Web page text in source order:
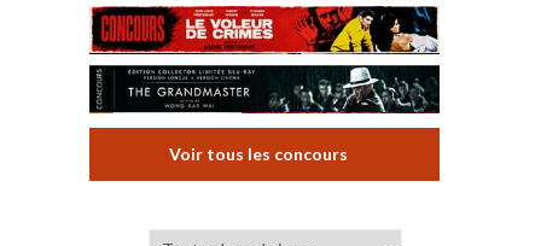
Voir tous les concours